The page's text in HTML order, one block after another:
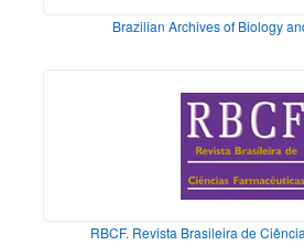
Brazilian Archives of Biology
RBCF. Revista Brasileira de